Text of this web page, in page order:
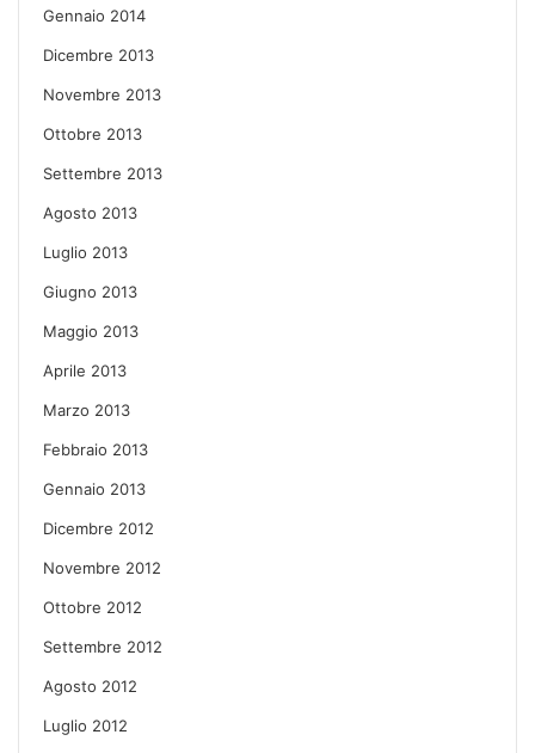
Gennaio 2014
Dicembre 2013
Novembre 2013
Ottobre 2013
Settembre 2013
Agosto 2013
Luglio 2013
Giugno 2013
Maggio 2013
Aprile 2013
Marzo 2013
Febbraio 2013
Gennaio 2013
Dicembre 2012
Novembre 2012
Ottobre 2012
Settembre 2012
Agosto 2012
Luglio 2012